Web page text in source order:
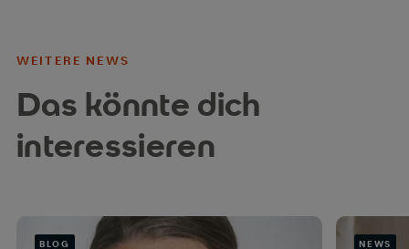
WEITERE NEWS
Das könnte dich
interessieren
BLOG NEWS